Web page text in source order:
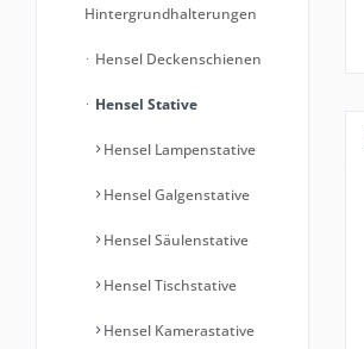
Hintergrundhalterungen
Hensel Deckenschienen
Hensel Stative
Hensel Lampenstative
Hensel Galgenstative
Hensel Säulenstative
Hensel Tischstative
Hensel Kamerastative